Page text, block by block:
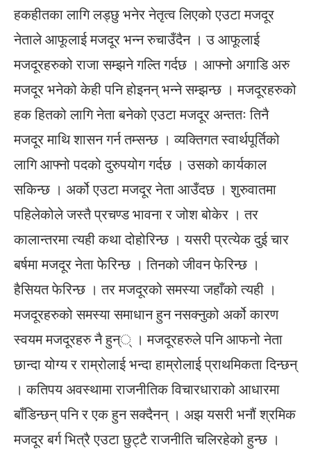
हकहीतका लागि लड्छु भनेर नेतृत्व लिएको एउटा मजदूर
नेताले आफूलाई मजदूर भन्न रुचाउँदैन । उ आफूलाई
मजदूरहरुको राजा सम्झने गल्ति गर्दछ । आफ्नो अगाडि अरु
मजदूर भनेको केही पनि होइनन् भन्ने सम्झन्छ । मजदूरहरुको
हक हितको लागि नेता बनेको एउटा मजदूर अन्ततः तिनै
मजदूर माथि शासन गर्न तम्सन्छ । व्यक्तिगत स्वार्थपूर्तिको
लागि आफ्नो पदको दुरुपयोग गर्दछ । उसको कार्यकाल
सकिन्छ । अर्को एउटा मजदूर नेता आउँदछ । शुरुवातमा
पहिलेकोले जस्तै प्रचण्ड भावना र जोश बोकेर । तर
कालान्तरमा त्यही कथा दोहोरिन्छ । यसरी प्रत्येक दुई चार
बर्षमा मजदूर नेता फेरिन्छ । तिनको जीवन फेरिन्छ ।
हैसियत फेरिन्छ । तर मजदूरको समस्या जहाँको त्यही ।
मजदूरहरुको समस्या समाधान हुन नसक्नुको अर्को कारण
स्वयम मजदूरहरु नै हुन्् । मजदूरहरुले पनि आफनो नेता
छान्दा योग्य र राम्रोलाई भन्दा हाम्रोलाई प्राथमिकता दिन्छन्
। कतिपय अवस्थामा राजनीतिक विचारधाराको आधारमा
बाँडिन्छन् पनि र एक हुन सक्दैनन् । अझ यसरी भनौं श्रमिक
मजदूर बर्ग भित्रै एउटा छुट्टै राजनीति चलिरहेको हुन्छ ।